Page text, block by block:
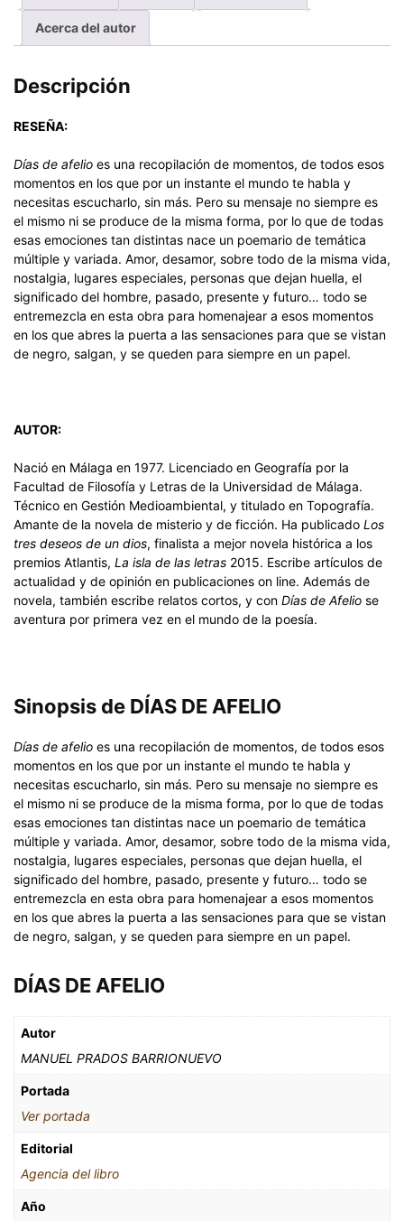
Acerca del autor
Descripción
RESEÑA:
Días de afelio es una recopilación de momentos, de todos esos
momentos en los que por un instante el mundo te habla y
necesitas escucharlo, sin más. Pero su mensaje no siempre es
el mismo ni se produce de la misma forma, por lo que de todas
esas emociones tan distintas nace un poemario de temática
múltiple y variada. Amor, desamor, sobre todo de la misma vida,
nostalgia, lugares especiales, personas que dejan huella, el
significado del hombre, pasado, presente y futuro… todo se
entremezcla en esta obra para homenajear a esos momentos
en los que abres la puerta a las sensaciones para que se vistan
de negro, salgan, y se queden para siempre en un papel.
AUTOR:
Nació en Málaga en 1977. Licenciado en Geografía por la
Facultad de Filosofía y Letras de la Universidad de Málaga.
Técnico en Gestión Medioambiental, y titulado en Topografía.
Amante de la novela de misterio y de ficción. Ha publicado Los
tres deseos de un dios, finalista a mejor novela histórica a los
premios Atlantis, La isla de las letras 2015. Escribe artículos de
actualidad y de opinión en publicaciones on line. Además de
novela, también escribe relatos cortos, y con Días de Afelio se
aventura por primera vez en el mundo de la poesía.
Sinopsis de DÍAS DE AFELIO
Días de afelio es una recopilación de momentos, de todos esos
momentos en los que por un instante el mundo te habla y
necesitas escucharlo, sin más. Pero su mensaje no siempre es
el mismo ni se produce de la misma forma, por lo que de todas
esas emociones tan distintas nace un poemario de temática
múltiple y variada. Amor, desamor, sobre todo de la misma vida,
nostalgia, lugares especiales, personas que dejan huella, el
significado del hombre, pasado, presente y futuro… todo se
entremezcla en esta obra para homenajear a esos momentos
en los que abres la puerta a las sensaciones para que se vistan
de negro, salgan, y se queden para siempre en un papel.
DÍAS DE AFELIO
Autor
MANUEL PRADOS BARRIONUEVO
Portada
Ver portada
Editorial
Agencia del libro
Año